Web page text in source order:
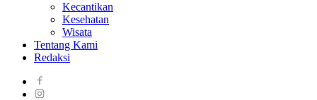
Kecantikan
Kesehatan
Wisata
Tentang Kami
Redaksi